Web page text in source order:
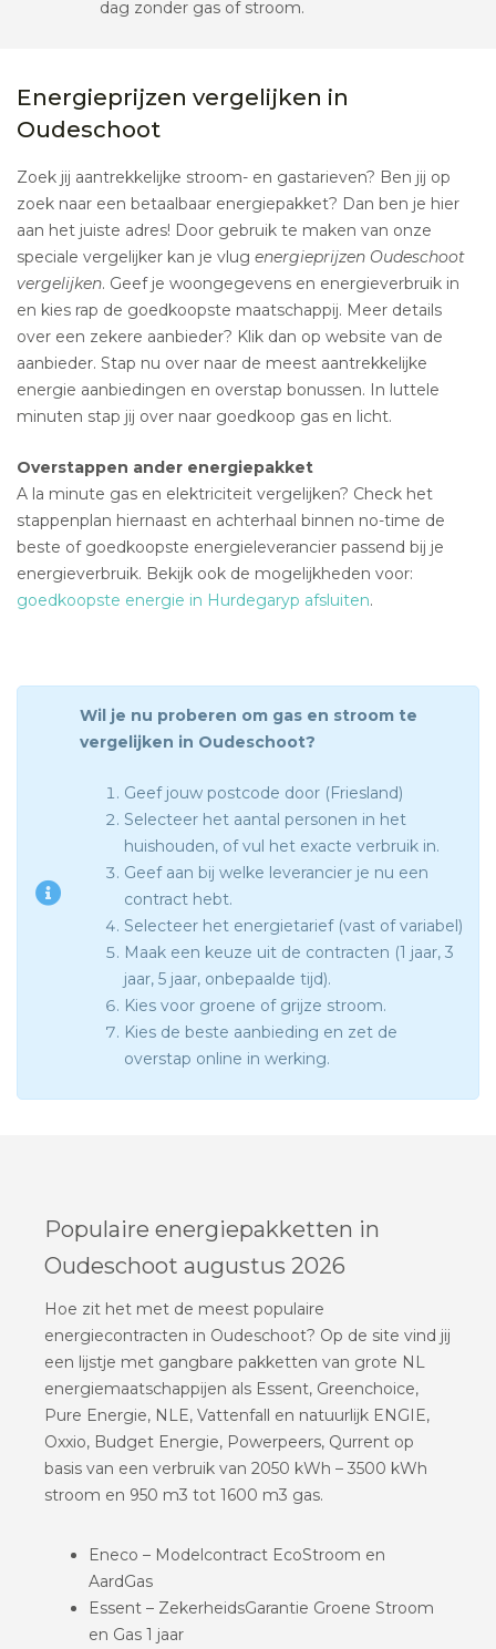
dag zonder gas of stroom.
Energieprijzen vergelijken in
Oudeschoot
Zoek jij aantrekkelijke stroom- en gastarieven? Ben jij op
zoek naar een betaalbaar energiepakket? Dan ben je hier
aan het juiste adres! Door gebruik te maken van onze
speciale vergelijker kan je vlug energieprijzen Oudeschoot
vergelijken. Geef je woongegevens en energieverbruik in
en kies rap de goedkoopste maatschappij. Meer details
over een zekere aanbieder? Klik dan op website van de
aanbieder. Stap nu over naar de meest aantrekkelijke
energie aanbiedingen en overstap bonussen. In luttele
minuten stap jij over naar goedkoop gas en licht.
Overstappen ander energiepakket
A la minute gas en elektriciteit vergelijken? Check het
stappenplan hiernaast en achterhaal binnen no-time de
beste of goedkoopste energieleverancier passend bij je
energieverbruik. Bekijk ook de mogelijkheden voor:
goedkoopste energie in Hurdegaryp afsluiten.
Wil je nu proberen om gas en stroom te
vergelijken in Oudeschoot?
Geef jouw postcode door (Friesland)
Selecteer het aantal personen in het
huishouden, of vul het exacte verbruik in.
Geef aan bij welke leverancier je nu een
contract hebt.
Selecteer het energietarief (vast of variabel)
Maak een keuze uit de contracten (1 jaar, 3
jaar, 5 jaar, onbepaalde tijd).
Kies voor groene of grijze stroom.
Kies de beste aanbieding en zet de
overstap online in werking.
Populaire energiepakketten in
Oudeschoot augustus 2026
Hoe zit het met de meest populaire
energiecontracten in Oudeschoot? Op de site vind jij
een lijstje met gangbare pakketten van grote NL
energiemaatschappijen als Essent, Greenchoice,
Pure Energie, NLE, Vattenfall en natuurlijk ENGIE,
Oxxio, Budget Energie, Powerpeers, Qurrent op
basis van een verbruik van 2050 kWh – 3500 kWh
stroom en 950 m3 tot 1600 m3 gas.
Eneco – Modelcontract EcoStroom en
AardGas
Essent – ZekerheidsGarantie Groene Stroom
en Gas 1 jaar